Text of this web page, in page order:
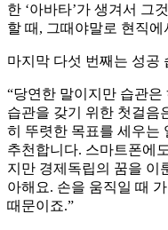
한 ‘아바타’가 생겨서 그
할 때, 그때야말로 현직
마지막 다섯 번째는 성공
“당연한 말이지만 습관
습관을 갖기 위한 첫걸음
히 뚜렷한 목표를 세우는
추천합니다. 스마트폰에
지만 경제독립의 꿈을 이
아해요. 손을 움직일 때
때문이죠.”